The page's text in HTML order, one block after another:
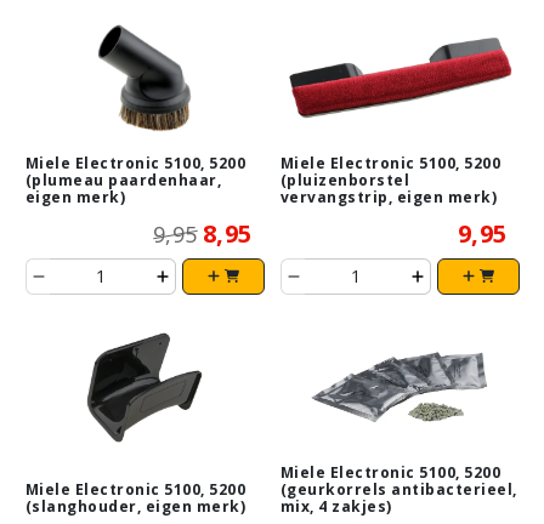
Miele Electronic 5100, 5200
(plumeau paardenhaar,
eigen merk)
9,95 8,95
Miele Electronic 5100, 5200
(pluizenborstel
vervangstrip, eigen merk)
9,95
Miele Electronic 5100, 5200
(slanghouder, eigen merk)
Miele Electronic 5100, 5200
(geurkorrels antibacterieel,
mix, 4 zakjes)